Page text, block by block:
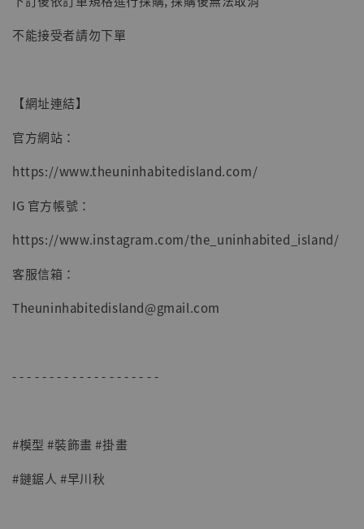
不能接受者請勿下單
【網址連結】
官方網站：
https://www.theuninhabitedisland.com/
IG 官方帳號：
https://www.instagram.com/the_uninhabited_island/
客服信箱：
Theuninhabitedisland@gmail.com
- - - - - - - - - - - - - - - - - - - -
#模型 #裝飾畫 #掛畫
#鏈鋸人 #早川秋